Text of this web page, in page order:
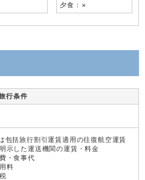
夕食：×
行条件
包括旅行割引運賃適用の往復航空運賃
示した運送機関の運賃・料金
・食事代
料